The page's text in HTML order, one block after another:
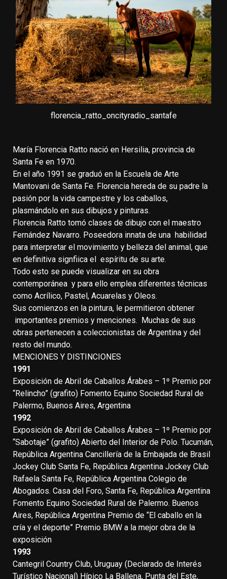
florencia_ratto_oncityradio_santafe
María Florencia Ratto nació en Hersilia, provincia de
Santa Fe en 1970.
En el año 1991 se graduó en la Escuela de Arte
Mantovani de Santa Fe. Florencia hereda de su padre la
pasión por la vida campestre y los caballos,
plasmándolo en sus dibujos y pinturas.
Florencia Ratto tomó clases de dibujo con el maestro
Fernández Navarro. Poseedora innata de una habilidad
para interpretar el movimiento y belleza del animal, que
en definitiva signfiica el espíritu de su arte.
Todo esto se puede visualizar en su obra
contemporánea y para ello emplea diferentes técnicas
como Acrílico, Pastel, Acuarelas y Oleos.
Sus comienzos en la pintura, le permitieron obtener
importantes premios y menciones. Muchas de sus
obras pertenecen a coleccionistas de Argentina y del
resto del mundo.
MENCIONES Y DISTINCIONES
1991
Exposición de Abril de Caballos Árabes – 1º Premio por
“Relincho” (grafito) Fomento Equino Sociedad Rural de
Palermo, Buenos Aires, Argentina
1992
Exposición de Abril de Caballos Árabes – 1º Premio por
“Sabotaje” (grafito) Abierto del Interior de Polo. Tucumán,
República Argentina Cancillería de la Embajada de Brasil
Jockey Club Santa Fe, República Argentina Jockey Club
Rafaela Santa Fe, República Argentina Colegio de
Abogados. Casa del Foro, Santa Fe, República Argentina
Fomento Equino Sociedad Rural de Palermo. Buenos
Aires, República Argentina Premio de “El caballo en la
cría y el deporte” Premio BMW a la mejor obra de la
exposición
1993
Cantegril Country Club, Uruguay (Declarado de Interés
Turístico Nacional) Hípico La Ballena, Punta del Este,